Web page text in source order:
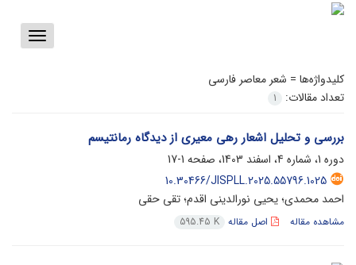
Toggle
کلیدواژه‌ها = شعر معاصر فارسی
تعداد مقالات:
1
بررسی و تحلیل اشعار رهی معیری از دیدگاه رمانتیسم
دوره 1، شماره 4، اسفند 1403، صفحه
1-17
10.30466/JISPLL.2025.55796.1025
احمد محمدی؛ یحیی نورالدینی اقدم؛ تقی حقی
مشاهده مقاله اصل مقاله 595.45 K